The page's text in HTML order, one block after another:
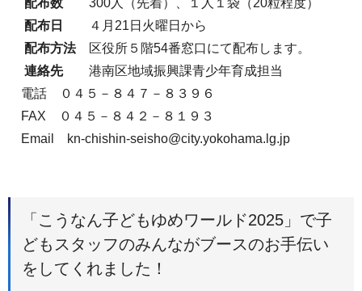
配布日
４月21日火曜日から
配布方法区役所５階54番窓口にて配布します。
連絡先
港南区地域振興課青少年育成担当
電話 ０４５－８４７－８３９６
FAX ０４５－８４２－８１９３
Email kn-chishin-seisho@city.yokohama.lg.jp
「こうなん子どもゆめワールド2025」で子
どもスタッフのみんながブースのお手伝い
をしてくれました！